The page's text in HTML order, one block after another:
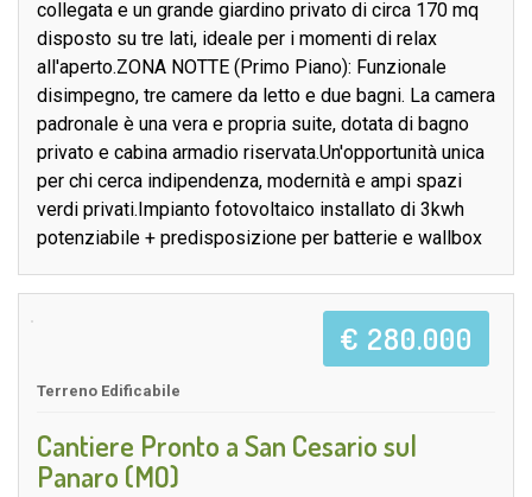
collegata e un grande giardino privato di circa 170 mq
disposto su tre lati, ideale per i momenti di relax
all'aperto.ZONA NOTTE (Primo Piano): Funzionale
disimpegno, tre camere da letto e due bagni. La camera
padronale è una vera e propria suite, dotata di bagno
privato e cabina armadio riservata.Un'opportunità unica
per chi cerca indipendenza, modernità e ampi spazi
verdi privati.Impianto fotovoltaico installato di 3kwh
potenziabile + predisposizione per batterie e wallbox
Terreno Edificabile
Cantiere Pronto a San Cesario sul
Panaro (MO)
€ 280.000